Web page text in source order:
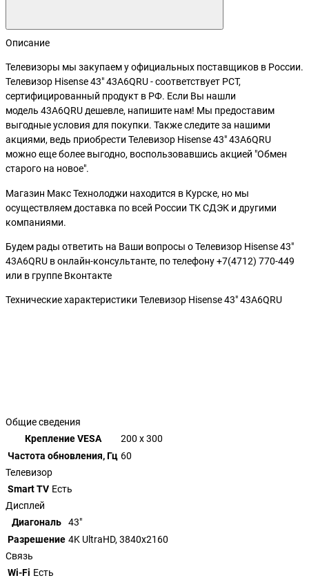
Описание
Телевизоры мы закупаем у официальных поставщиков в России.
Телевизор Hisense 43" 43A6QRU - соответствует РСТ,
сертифицированный продукт в РФ. Если Вы нашли
модель 43A6QRU дешевле, напишите нам! Мы предоставим
выгодные условия для покупки. Также следите за нашими
акциями, ведь приобрести Телевизор Hisense 43" 43A6QRU
можно еще более выгодно, воспользовавшись акцией "Обмен
старого на новое".
Магазин Макс Технолоджи находится в Курске, но мы
осуществляем доставка по всей России ТК СДЭК и другими
компаниями.
Будем рады ответить на Ваши вопросы о Телевизор Hisense 43"
43A6QRU в онлайн-консультанте, по телефону +7(4712) 770-449
или в группе Вконтакте
Технические характеристики Телевизор Hisense 43" 43A6QRU
Общие сведения
Крепление VESA
200 x 300
Частота обновления, Гц 60
Телевизор
Smart TV Есть
Дисплей
Диагональ 43"
Разрешение 4K UltraHD, 3840x2160
Связь
Wi-Fi Есть